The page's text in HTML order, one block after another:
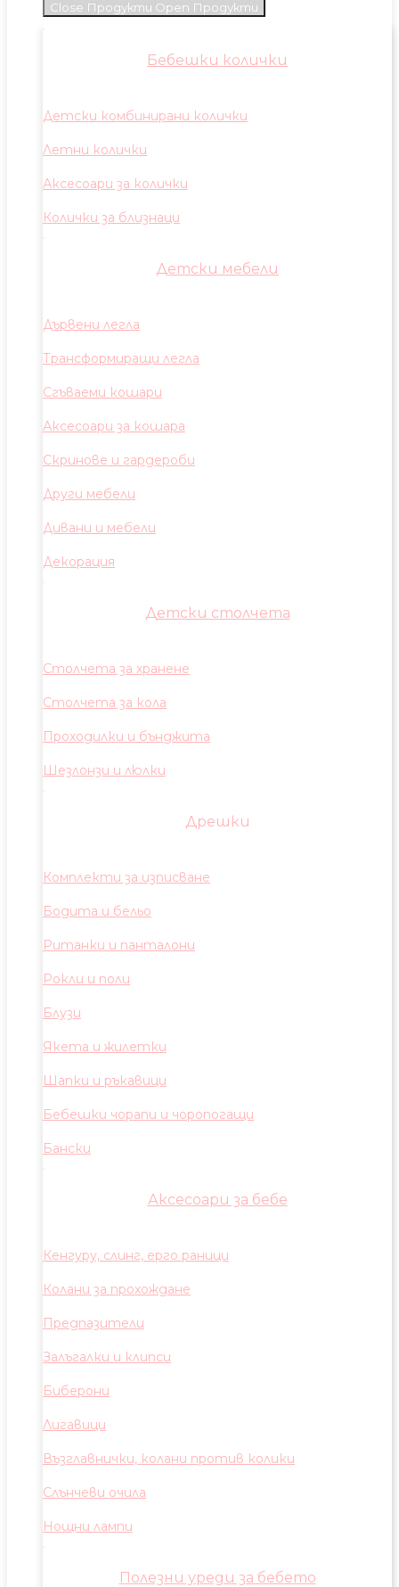
Close Продукти Open Продукти
Бебешки колички
Детски комбинирани колички
Летни колички
Аксесоари за колички
Колички за близнаци
Детски мебели
Дървени легла
Трансформиращи легла
Сгъваеми кошари
Аксесоари за кошара
Скринове и гардероби
Други мебели
Дивани и мебели
Декорация
Детски столчета
Столчета за хранене
Столчета за кола
Проходилки и бънджита
Шезлонзи и люлки
Дрешки
Комплекти за изписване
Бодита и бельо
Ританки и панталони
Рокли и поли
Блузи
Якета и жилетки
Шапки и ръкавици
Бебешки чорапи и чоропогащи
Бански
Аксесоари за бебе
Кенгуру, слинг, ерго раници
Колани за прохождане
Предпазители
Залъгалки и клипси
Биберони
Лигавици
Възглавнички, колани против колики
Слънчеви очила
Нощни лампи
Полезни уреди за бебето